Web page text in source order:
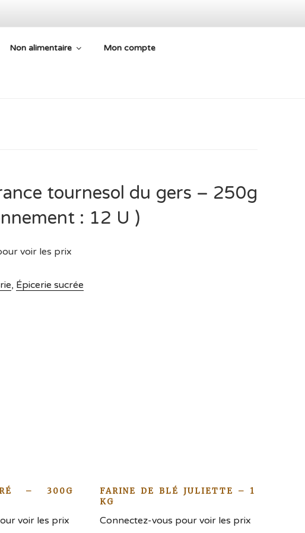
ARIÈGE
Non alimentaire Mon compte
tournesol du gers – 250g
: 12 U )
voir les prix
, Épicerie sucrée
– 300G
voir les prix
FARINE DE BLÉ JULIETTE – 1
KG
Connectez-vous pour voir les prix